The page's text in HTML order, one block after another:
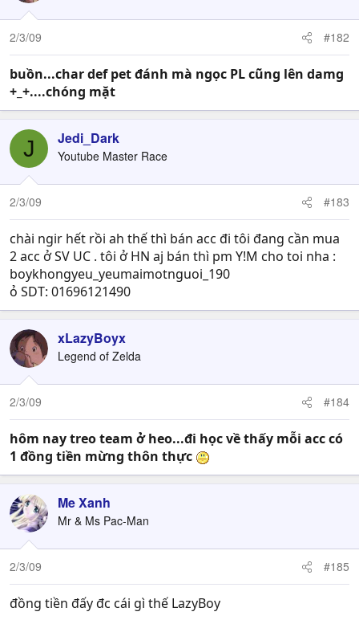
2/3/09 #182
buồn...char def pet đánh mà ngọc PL cũng lên damg
+_+....chóng mặt
J Jedi_Dark
Youtube Master Race
2/3/09 #183
chài ngir hết rồi ah thế thì bán acc đi tôi đang cần mua
2 acc ở SV UC . tôi ở HN aj bán thì pm Y!M cho toi nha :
boykhongyeu_yeumaimotnguoi_190
ỏ SDT: 01696121490
xLazyBoyx
Legend of Zelda
2/3/09 #184
hôm nay treo team ở heo...đi học về thấy mỗi acc có
1 đồng tiền mừng thôn thực
Me Xanh
Mr & Ms Pac-Man
2/3/09 #185
đồng tiền đấy đc cái gì thế LazyBoy